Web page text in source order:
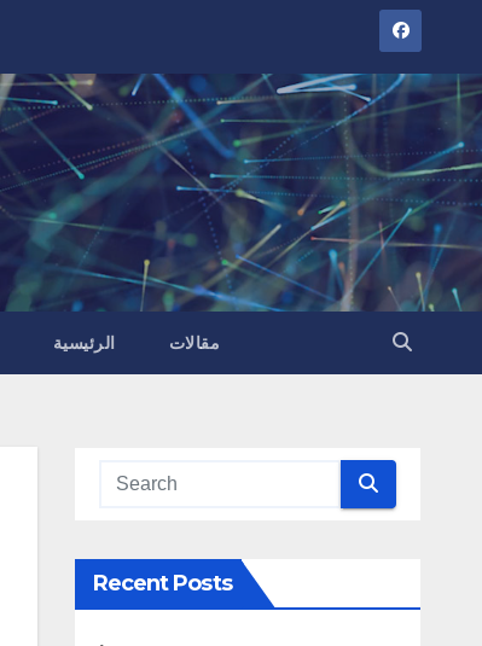
الرئيسية مقالات
Recent Posts